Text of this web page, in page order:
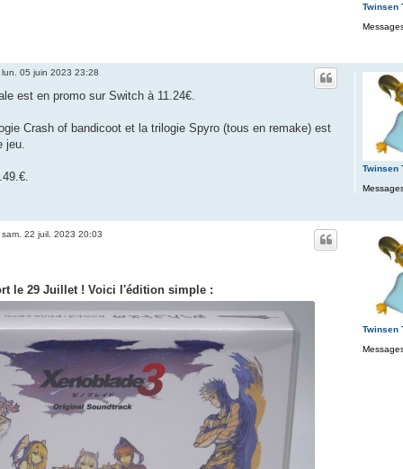
Twinsen
Twinsen
lun. 05 juin 2023 23:28
est en promo sur Switch à 11.24€.
Crash of bandicoot et la trilogie Spyro (tous en remake) est
jeu.
Twinsen
sam. 22 juil. 2023 20:03
le 29 Juillet ! Voici l'édition simple :